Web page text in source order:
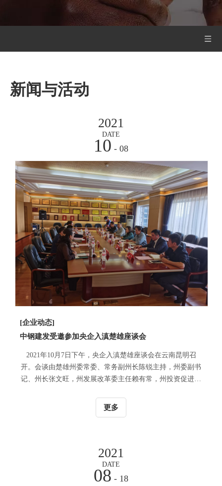
新闻与活动
2021
DATE
10 - 08
[企业动态]
中钢建发受邀参加央企入滇楚雄座谈会
2021年10月7日下午，央企入滇楚雄座谈会在云南昆明召
开。会谈由楚雄州委常委、常务副州长陈锐主持，州委副书
记、州长张文旺，州发展改革委主任赖有常，州投资促进局
郭家权出席会谈并讲话...
更多
2021
DATE
08 - 18